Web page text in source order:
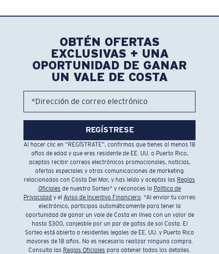
OBTÉN OFERTAS
EXCLUSIVAS + UNA
OPORTUNIDAD DE GANAR
UN VALE DE COSTA
*Dirección de correo electrónico
REGÍSTRESE
Al hacer clic en “REGÍSTRATE”, confirmas que tienes al menos 18
años de edad y que eres residente de EE. UU. o Puerto Rico,
aceptas recibir correos electrónicos promocionales, noticias,
ofertas especiales y otras comunicaciones de marketing
relacionadas con Costa Del Mar, y has leído y aceptas las Reglas
Oficiales de nuestro Sorteo* y reconoces la Política de
Privacidad y el Aviso de Incentivo Financiero. *Al enviar tu correo
electrónico, participas automáticamente para tener la
oportunidad de ganar un vale de Costa en línea con un valor de
hasta $300, canjeable por un par de gafas de sol Costa. El
Sorteo está abierto a residentes legales de EE. UU. y Puerto Rico
mayores de 18 años. No es necesario realizar ninguna compra.
Consulta las Reglas Oficiales para obtener todos los detalles.